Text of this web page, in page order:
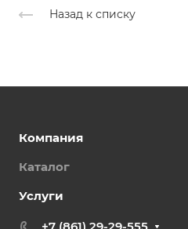
Назад к списку
Компания
Каталог
Услуги